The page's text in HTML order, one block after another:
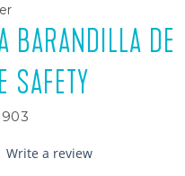
BARANDILLA DE
SAFETY
Write a review